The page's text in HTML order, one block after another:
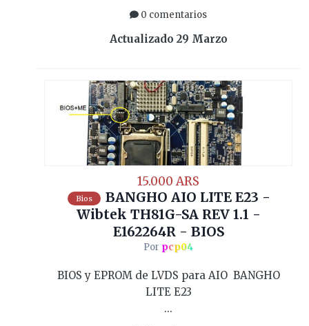
0 comentarios
Actualizado 29 Marzo
15.000 ARS
Bios
BANGHO AIO LITE E23 -
Wibtek TH81G-SA REV 1.1 -
E162264R - BIOS
Por pcp04
BIOS y EPROM de LVDS para AIO BANGHO
LITE E23
...